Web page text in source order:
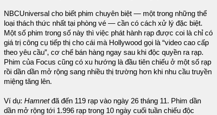
NBCUniversal cho biết phim chuyên biệt — một trong những thể
loại thách thức nhất tại phòng vé — cần có cách xử lý đặc biệt.
Một số phim trong số này thì việc phát hành rạp được coi là chỉ có
giá trị công cụ tiếp thị cho cái mà Hollywood gọi là “video cao cấp
theo yêu cầu”, cơ chế bán hàng ngay sau khi độc quyền ra rạp.
Phim của Focus cũng có xu hướng là đầu tiên chiếu ở một số rạp
rồi dần dần mở rộng sang nhiều thị trường hơn khi nhu cầu truyền
miệng tăng lên.
Ví dụ: Hamnetđã đến 119 rạp vào ngày 26 tháng 11. Phim dần
dần mở rộng tới 1.996 rạp trong 10 ngày cuối tuần chiếu độc